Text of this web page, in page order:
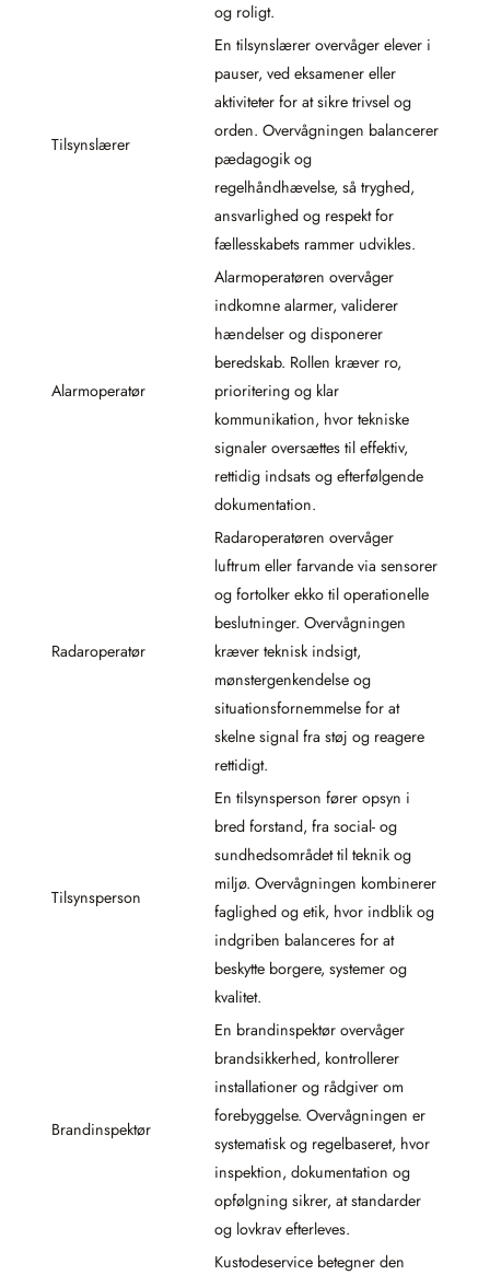
og roligt.
Tilsynslærer
En tilsynslærer overvåger elever i
pauser, ved eksamener eller
aktiviteter for at sikre trivsel og
orden. Overvågningen balancerer
pædagogik og
regelhåndhævelse, så tryghed,
ansvarlighed og respekt for
fællesskabets rammer udvikles.
Alarmoperatør
Alarmoperatøren overvåger
indkomne alarmer, validerer
hændelser og disponerer
beredskab. Rollen kræver ro,
prioritering og klar
kommunikation, hvor tekniske
signaler oversættes til effektiv,
rettidig indsats og efterfølgende
dokumentation.
Radaroperatør
Radaroperatøren overvåger
luftrum eller farvande via sensorer
og fortolker ekko til operationelle
beslutninger. Overvågningen
kræver teknisk indsigt,
mønstergenkendelse og
situationsfornemmelse for at
skelne signal fra støj og reagere
rettidigt.
Tilsynsperson
En tilsynsperson fører opsyn i
bred forstand, fra social- og
sundhedsområdet til teknik og
miljø. Overvågningen kombinerer
faglighed og etik, hvor indblik og
indgriben balanceres for at
beskytte borgere, systemer og
kvalitet.
Brandinspektør
En brandinspektør overvåger
brandsikkerhed, kontrollerer
installationer og rådgiver om
forebyggelse. Overvågningen er
systematisk og regelbaseret, hvor
inspektion, dokumentation og
opfølgning sikrer, at standarder
og lovkrav efterleves.
Kustodeservice betegner den